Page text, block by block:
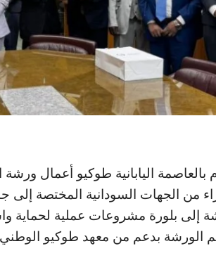
اليابانية طوكيو أعمال ورشة
من الجهات السودانية المختصة إلى
إلى بلورة مشروعات عملية لحماية
الورشة بدعم من معهد طوكيو الوطني